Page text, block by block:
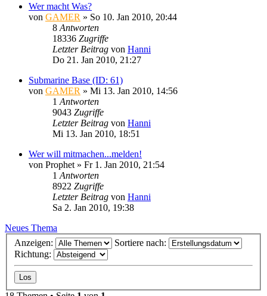
Wer macht Was?
von GAMER » So 10. Jan 2010, 20:44
8 Antworten
18336 Zugriffe
Letzter Beitrag von Hanni
Do 21. Jan 2010, 21:27
Submarine Base (ID: 61)
von GAMER » Mi 13. Jan 2010, 14:56
1 Antworten
9043 Zugriffe
Letzter Beitrag von Hanni
Mi 13. Jan 2010, 18:51
Wer will mitmachen...melden!
von Prophet » Fr 1. Jan 2010, 21:54
1 Antworten
8922 Zugriffe
Letzter Beitrag von Hanni
Sa 2. Jan 2010, 19:38
Neues Thema
Anzeigen:
Sortiere nach:
Richtung: